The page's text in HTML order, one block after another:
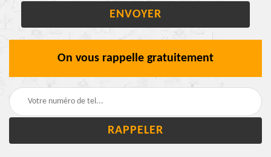
On vous rappelle gratuitement